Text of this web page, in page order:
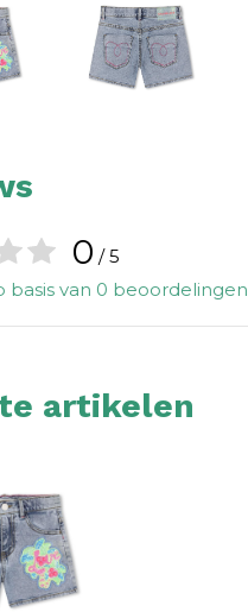
0 / 5
basis van 0 beoordelingen
artikelen